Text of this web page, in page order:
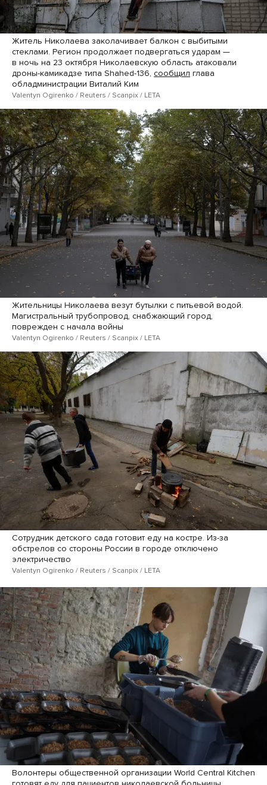
Житель Николаева заколачивает балкон с выбитыми
стеклами. Регион продолжает подвергаться ударам —
в ночь на 23 октября Николаевскую область атаковали
дроны-камикадзе типа Shahed-136, сообщил глава
обладминистрации Виталий Ким
Valentyn Ogirenko / Reuters / Scanpix / LETA
Жительницы Николаева везут бутылки с питьевой водой.
Магистральный трубопровод, снабжающий город,
поврежден с начала войны
Valentyn Ogirenko / Reuters / Scanpix / LETA
Сотрудник детского сада готовит еду на костре. Из-за
обстрелов со стороны России в городе отключено
электричество
Valentyn Ogirenko / Reuters / Scanpix / LETA
Волонтеры общественной организации World Central Kitchen